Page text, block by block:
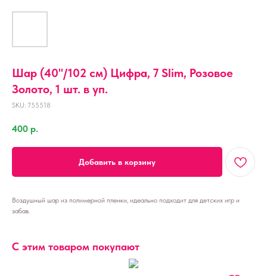
Шар (40''/102 см) Цифра, 7 Slim, Розовое
Золото, 1 шт. в уп.
SKU: 755518
400 р.
Добавить в корзину
Воздушный шар из полимерной пленки, идеально подходит для детских игр и
забав.
С этим товаром покупают